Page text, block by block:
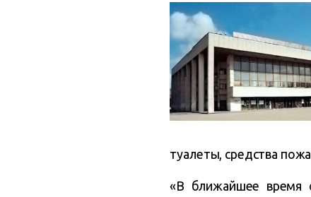
туалеты, средства
«В ближайшее время